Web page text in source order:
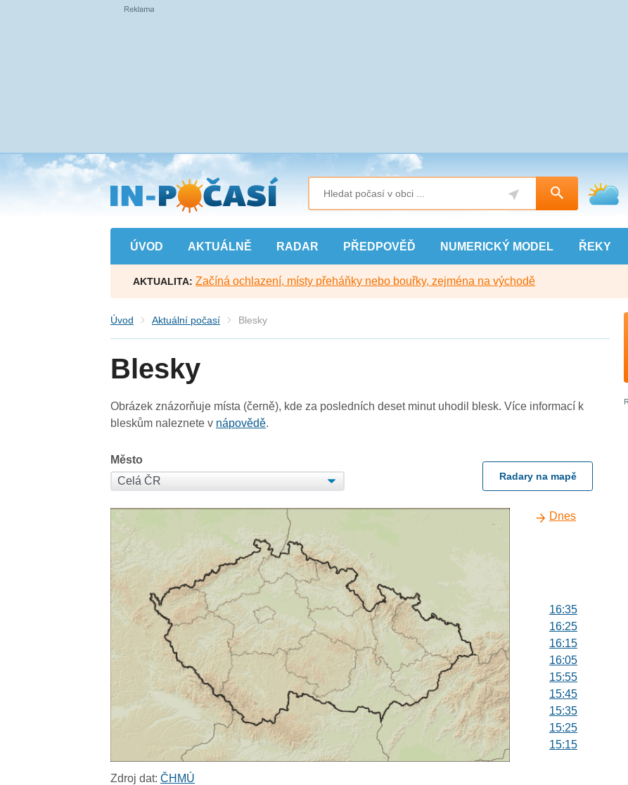
Přejít
na
hlavní
obsah
ÚVOD AKTUÁLNĚ RADAR PŘEDPOVĚĎ NUMERICKÝ MODEL ŘEKY
AKTUALITA: Začíná ochlazení, místy přeháňky nebo bouřky, zejména na východě
Úvod Aktuální počasí Blesky
Blesky
Obrázek znázorňuje místa (černě), kde za posledních deset minut uhodil blesk. Více informací k
bleskům naleznete v nápovědě.
Město
Radary na mapě
Dnes
16:35
16:25
16:15
16:05
15:55
15:45
15:35
15:25
15:15
Zdroj dat:ČHMÚ